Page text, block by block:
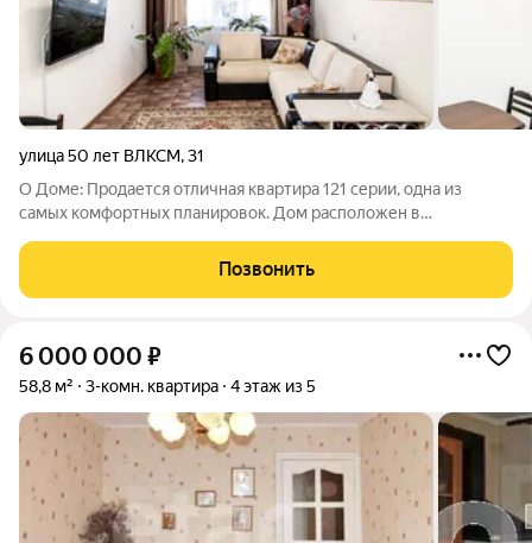
улица 50 лет ВЛКСМ,31
О Доме: Продается отличная квартира 121 серии, одна из
самых комфортных планировок. Дом расположен в
косметический ремонт: на полу линолеум, на стенах обои,
натяжные потолки, в санузле кафель.
Позвонить
6 000 000 ₽
58,8 м² 3-комн. квартира 4 этаж из 5